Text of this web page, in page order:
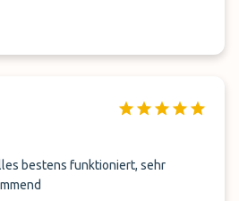
bestens funktioniert, sehr